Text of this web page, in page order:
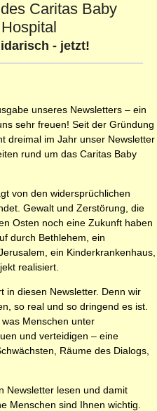
Caritas Baby
Hospital
- jetzt!
unseres Newsletters – ein
sehr freuen! Seit der Gründung
dreimal im Jahr unser Newsletter
rund um das Caritas Baby
von den widersprüchlichen
Gewalt und Zerstörung, die
Osten noch eine Zukunft haben
durch Bethlehem, ein
ein Kinderkrankenhaus,
realisiert.
in diesen Newsletter. Denn wir
so real und so dringend es ist.
Menschen unter
und verteidigen – eine
Räume des Dialogs,
Newsletter lesen und damit
Menschen sind Ihnen wichtig.